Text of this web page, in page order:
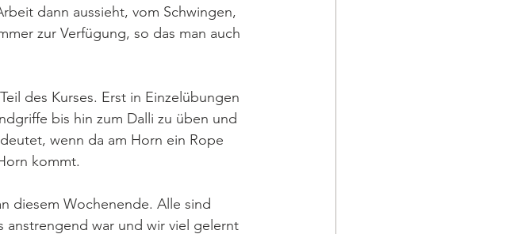
dann aussieht, vom Schwingen,
zur Verfügung, so das man auch
des Kurses. Erst in Einzelübungen
bis hin zum Dalli zu üben und
wenn da am Horn ein Rope
kommt.
diesem Wochenende. Alle sind
anstrengend war und wir viel gelernt